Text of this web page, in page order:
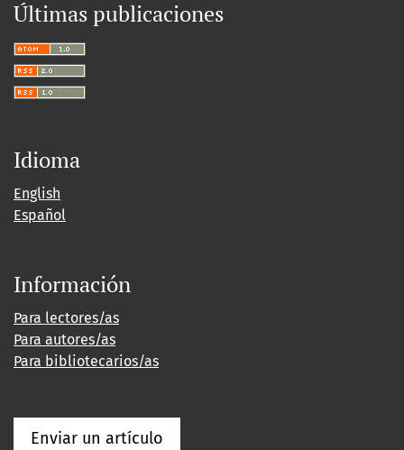
Últimas publicaciones
Idioma
English
Español
Información
Para lectores/as
Para autores/as
Para bibliotecarios/as
Enviar un artículo